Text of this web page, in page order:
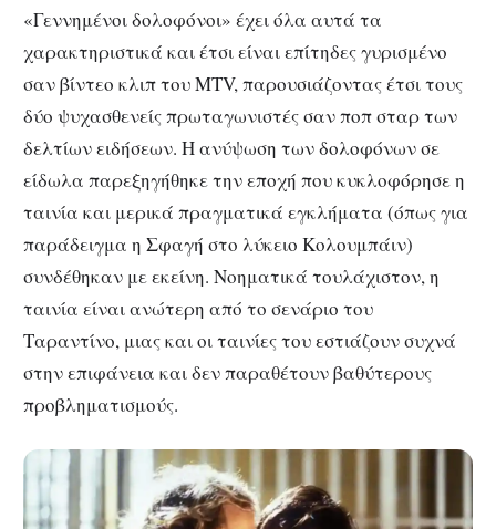
«Γεννημένοι δολοφόνοι» έχει όλα αυτά τα
χαρακτηριστικά και έτσι είναι επίτηδες γυρισμένο
σαν βίντεο κλιπ του MTV, παρουσιάζοντας έτσι τους
δύο ψυχασθενείς πρωταγωνιστές σαν ποπ σταρ των
δελτίων ειδήσεων. Η ανύψωση των δολοφόνων σε
είδωλα παρεξηγήθηκε την εποχή που κυκλοφόρησε η
ταινία και μερικά πραγματικά εγκλήματα (όπως για
παράδειγμα η Σφαγή στο λύκειο Κολουμπάιν)
συνδέθηκαν με εκείνη. Νοηματικά τουλάχιστον, η
ταινία είναι ανώτερη από το σενάριο του
Ταραντίνο, μιας και οι ταινίες του εστιάζουν συχνά
στην επιφάνεια και δεν παραθέτουν βαθύτερους
προβληματισμούς.